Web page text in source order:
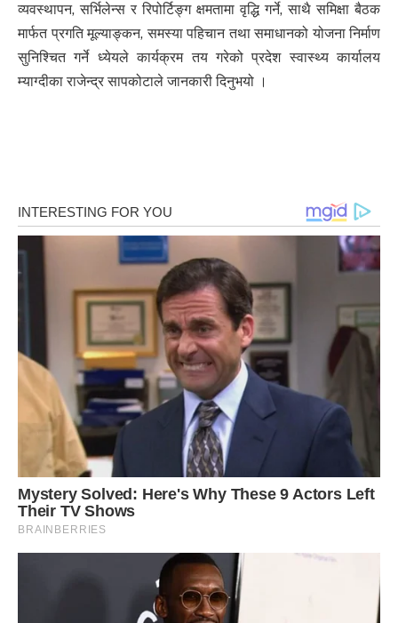
व्यवस्थापन, सर्भिलेन्स र रिपोर्टिङ्ग क्षमतामा वृद्धि गर्ने, साथै समिक्षा बैठक
मार्फत प्रगति मूल्याङ्कन, समस्या पहिचान तथा समाधानको योजना निर्माण
सुनिश्चित गर्ने ध्येयले कार्यक्रम तय गरेको प्रदेश स्वास्थ्य कार्यालय
म्याग्दीका राजेन्द्र सापकोटाले जानकारी दिनुभयो ।